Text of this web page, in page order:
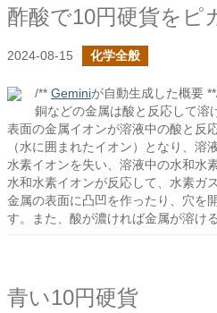
酢酸で10円硬貨をピ
2024-08-15 化学全般
/** Geminiが自動生成した概要
銅などの金属は酸と反応して溶
表面の金属イオンが溶液中の酸と反
（水に囲まれたイオン）となり、溶
水素イオンを失い、溶液中の水和水
水和水素イオンが反応して、水素ガ
金属の表面に凸凹を作ったり、穴を
す。また、酸が濃ければ金属が溶け
青い10円硬貨